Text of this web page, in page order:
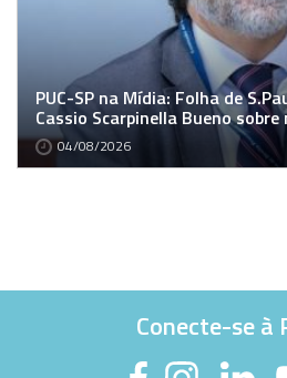
PUC-SP na Mídia: Folha de
Cassio Scarpinella Bueno sobre
04/08/2026
Conecte-se à